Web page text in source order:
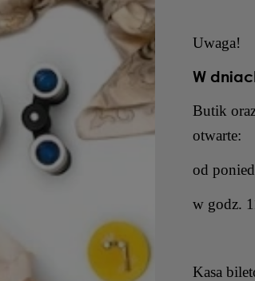
Uwaga!
W
Butik
otwarte:
od
w godz.
Kasa